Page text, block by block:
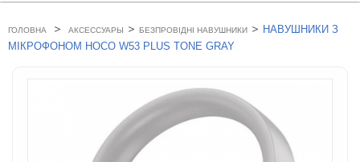
ГОЛОВНА > АКСЕССУАРЫ > БЕЗПРОВІДНІ НАВУШНИКИ > НАВУШНИКИ З
МІКРОФОНОМ HOCO W53 PLUS TONE GRAY